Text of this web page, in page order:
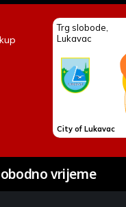
vrijeme